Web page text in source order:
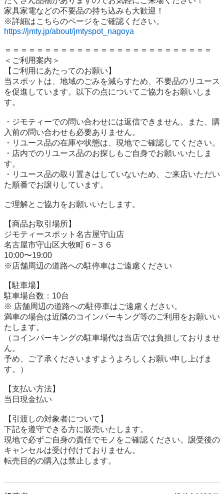
家具家電などの不要品の持ち込みも大歓迎！
https://jmty.jp/about/jmtyspot_nagoya
＝＝＝＝＝＝＝＝＝＝＝＝＝＝＝＝＝＝＝＝＝＝＝＝＝＝
＜ご利用案内＞
【ご利用にあたってのお願い】
当スポットは、地域のごみを減らすため、不要品のリユース
を促進しています。以下の点についてご協力をお願いしま
す。
・ジモティーでの問い合わせには返信できません。また、購
入前の問い合わせも必要ありません。
・リユース品の在庫や状態は、現地でご確認してください。
・店内でのリユース品のお探しもご自身でお願いいたしま
す。
・リユース品の取り置きはしていないため、ご来店いただい
た順番でお譲りしています。
ご理解とご協力をお願いいたします。
【商品お取引場所】
ジモティースポット名古屋守山店
名古屋市守山区大牧町６−３６
10:00〜19:00
※店舗周辺の道路への駐停車はご遠慮ください
【駐⾞場】
駐車場台数：10台
※ 店舗周辺の道路への駐停車はご遠慮ください。
満車の場合は近隣のコインパーキング等のご利用をお願いい
たします。
（コインパーキングの駐車場代は当店では負担しておりませ
ん。
予め、ご了承くださいますようよろしくお願い申し上げま
す。）
【⽀払い⽅法】
当日現金払い
【引渡しの対象者について】
下記を遵守できる⽅に販売いたします。
現地で必ずご⾃⾝の責任でモノをご確認ください。譲受後の
キャンセルは受け付けておりません。
転売⽬的の購⼊は禁⽌します。